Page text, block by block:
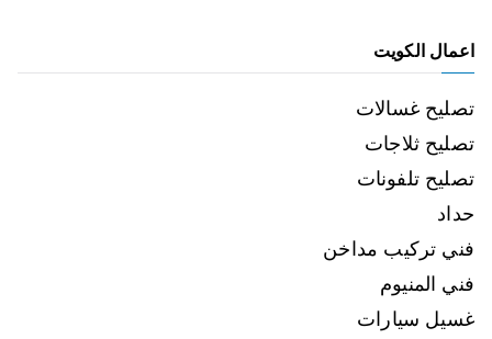
اعمال الكويت
تصليح غسالات
تصليح ثلاجات
تصليح تلفونات
حداد
فني تركيب مداخن
فني المنيوم
غسيل سيارات